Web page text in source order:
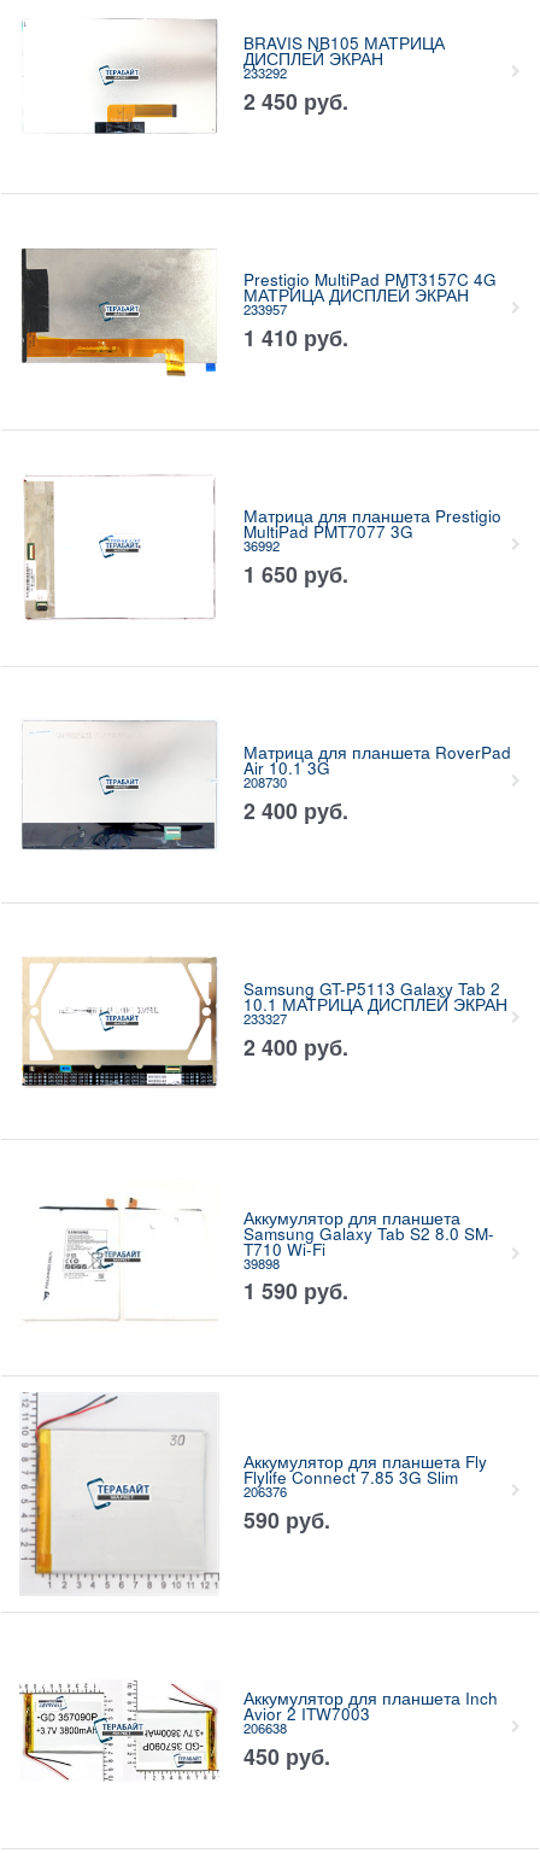
BRAVIS NB105 МАТРИЦА
ДИСПЛЕЙ ЭКРАН
233292
2 450 руб.
Prestigio MultiPad PMT3157C 4G
МАТРИЦА ДИСПЛЕЙ ЭКРАН
233957
1 410 руб.
Матрица для планшета Prestigio
MultiPad PMT7077 3G
36992
1 650 руб.
Матрица для планшета RoverPad
Air 10.1 3G
208730
2 400 руб.
Samsung GT-P5113 Galaxy Tab 2
10.1 МАТРИЦА ДИСПЛЕЙ ЭКРАН
233327
2 400 руб.
Аккумулятор для планшета
Samsung Galaxy Tab S2 8.0 SM-
T710 Wi-Fi
39898
1 590 руб.
Аккумулятор для планшета Fly
Flylife Connect 7.85 3G Slim
206376
590 руб.
Аккумулятор для планшета Inch
Avior 2 ITW7003
206638
450 руб.